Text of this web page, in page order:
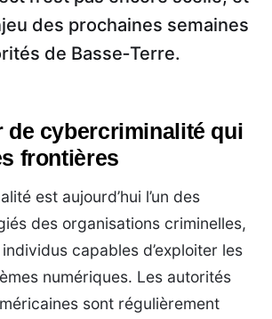
des prochaines semaines
de Basse‑Terre.
de cybercriminalité qui
frontières
est aujourd’hui l’un des
des organisations criminelles,
capables d’exploiter les
numériques. Les autorités
sont régulièrement